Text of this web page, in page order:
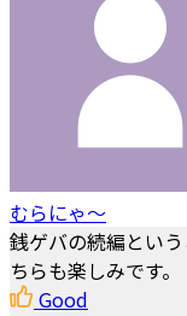
むらにゃ～
銭ゲバの続編とい
ちらも楽しみです。
Good